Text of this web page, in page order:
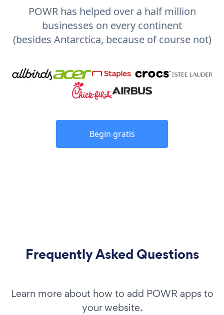
POWR has helped over a half million
businesses on every continent
(besides Antarctica, because of course not)
Begin gratis
Frequently Asked Questions
Learn more about how to add POWR apps to
your website.